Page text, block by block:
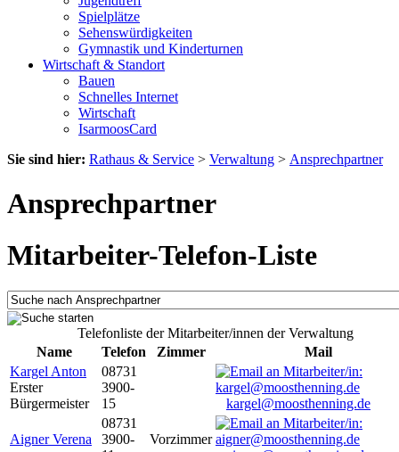
Spielplätze
Sehenswürdigkeiten
Gymnastik und Kinderturnen
Wirtschaft & Standort
Bauen
Schnelles Internet
Wirtschaft
IsarmoosCard
Sie sind hier: Rathaus & Service > Verwaltung > Ansprechpartner
Ansprechpartner
Mitarbeiter-Telefon-Liste
Telefonliste der Mitarbeiter/innen der Verwaltung
Name
Telefon Zimmer
Mail
Kargel Anton
Erster
Bürgermeister
08731
3900-
15
kargel@moosthenning.de
Aigner Verena
08731
3900-
Vorzimmer